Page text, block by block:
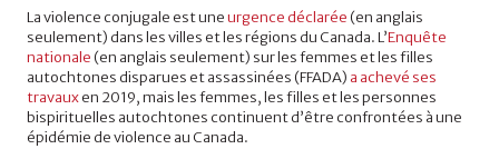
La violence conjugale est uneurgence déclarée (en anglais
seulement) dans les villes et les régions du Canada. L’Enquête
nationale (en anglais seulement) sur les femmes et les filles
autochtones disparues et assassinées (FFADA) a achevé ses
travauxen 2019, mais les femmes, les filles et les personnes
bispirituelles autochtones continuent d’être confrontées à une
épidémie de violence au Canada.